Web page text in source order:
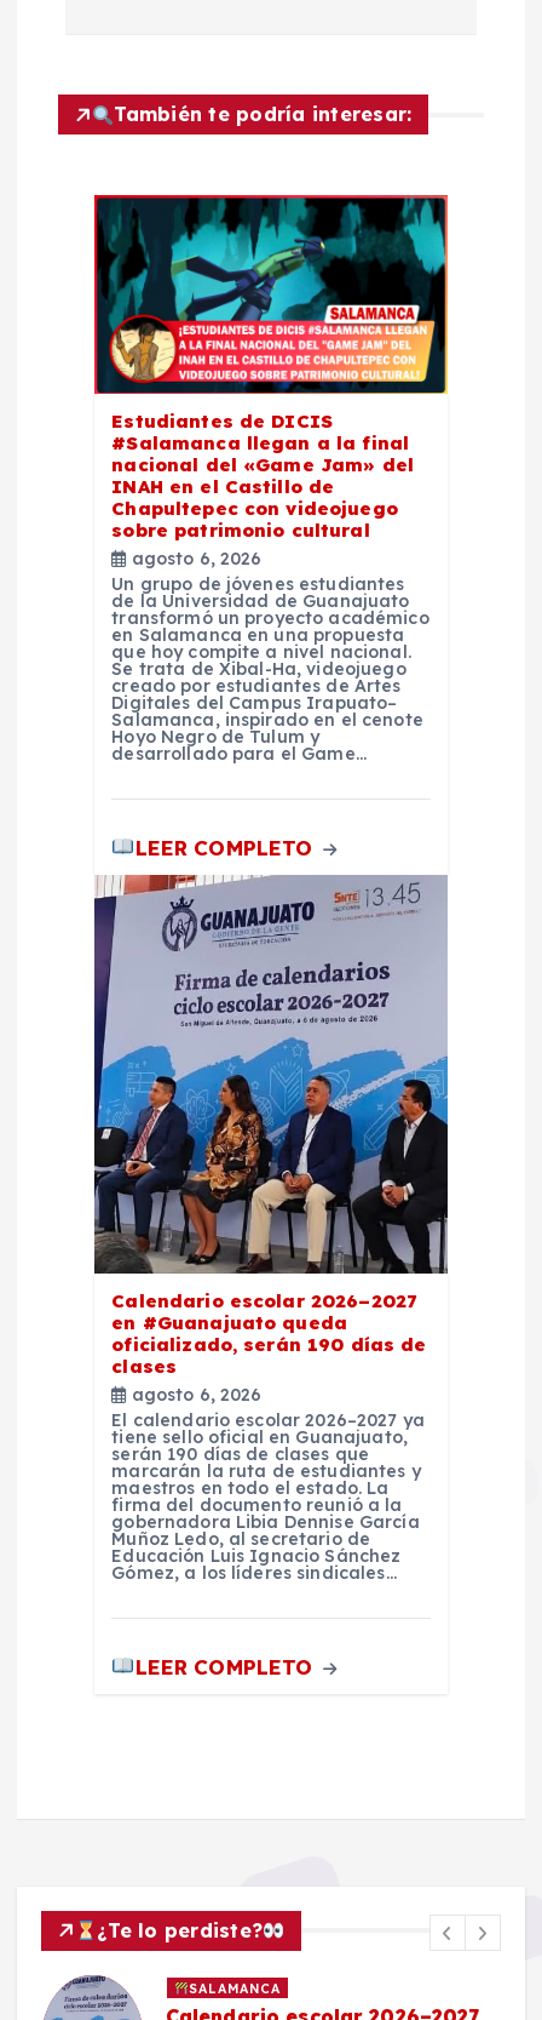
ó
n
También te podría interesar:
Estudiantes de DICIS
#Salamanca llegan a la final
nacional del «Game Jam» del
INAH en el Castillo de
Chapultepec con videojuego
sobre patrimonio cultural
agosto 6, 2026
Un grupo de jóvenes estudiantes
de la Universidad de Guanajuato
transformó un proyecto académico
en Salamanca en una propuesta
que hoy compite a nivel nacional.
Se trata de Xibal-Ha, videojuego
creado por estudiantes de Artes
Digitales del Campus Irapuato–
Salamanca, inspirado en el cenote
Hoyo Negro de Tulum y
desarrollado para el Game…
LEER COMPLETO
Calendario escolar 2026–2027
en #Guanajuato queda
oficializado, serán 190 días de
clases
agosto 6, 2026
El calendario escolar 2026–2027 ya
tiene sello oficial en Guanajuato,
serán 190 días de clases que
marcarán la ruta de estudiantes y
maestros en todo el estado. La
firma del documento reunió a la
gobernadora Libia Dennise García
Muñoz Ledo, al secretario de
Educación Luis Ignacio Sánchez
Gómez, a los líderes sindicales…
LEER COMPLETO
¿Te lo perdiste?
SALAMANCA